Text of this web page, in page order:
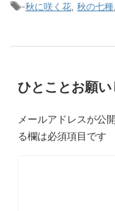
-秋に咲く花 秋の七種
ひとことお願
メールアドレスが公
る欄は必須項目です